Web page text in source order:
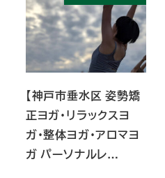
【神戸市垂水区 姿勢矯
正ヨガ・リラックスヨ
ガ・整体ヨガ・アロマヨ
ガ パーソナルレ…